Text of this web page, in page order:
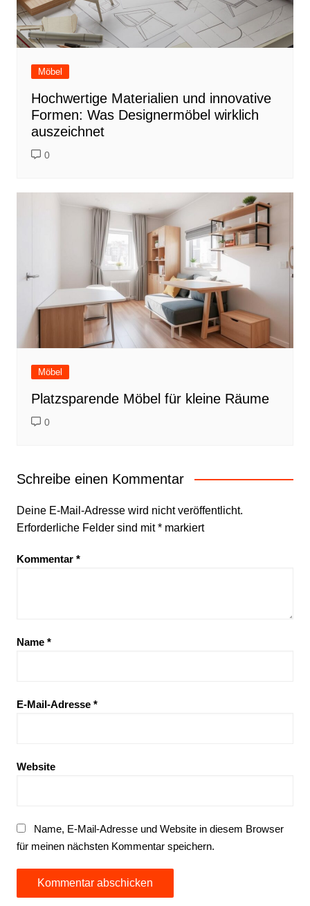
Möbel
Hochwertige Materialien und innovative
Formen: Was Designermöbel wirklich
auszeichnet
0
Möbel
Platzsparende Möbel für kleine Räume
0
Schreibe einen Kommentar
Deine E-Mail-Adresse wird nicht veröffentlicht.
Erforderliche Felder sind mit*markiert
Kommentar *
Name *
E-Mail-Adresse *
Website
Name, E-Mail-Adresse und Website in diesem Browser
für meinen nächsten Kommentar speichern.